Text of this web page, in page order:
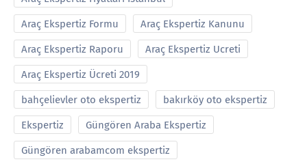
Araç Ekspertiz Formu Araç Ekspertiz Kanunu
Araç Ekspertiz Raporu Araç Ekspertiz Ucreti
Araç Ekspertiz Ücreti 2019
bahçelievler oto ekspertiz bakırköy oto ekspertiz
Ekspertiz Güngören Araba Ekspertiz
Güngören arabamcom ekspertiz